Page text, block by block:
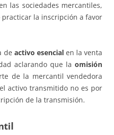
las sociedades mercantiles,
la inscripción a favor
de activo esencialen la venta
aclarando que la omisión
de la mercantil vendedora
activo transmitido no es por
de la transmisión.